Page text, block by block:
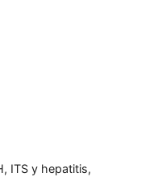
ITS y hepatitis,